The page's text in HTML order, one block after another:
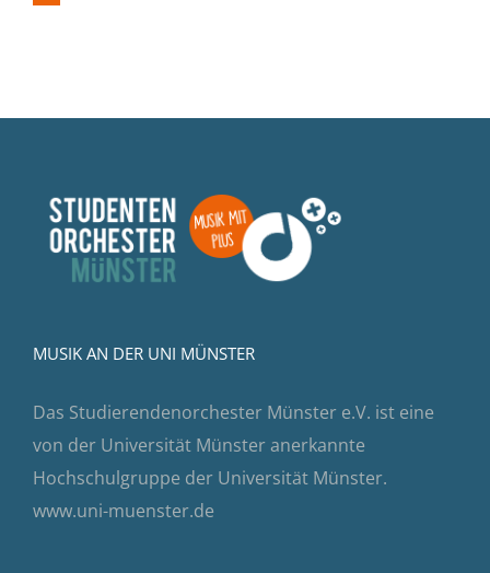
MUSIK AN DER UNI MÜNSTER
Das Studierendenorchester Münster e.V. ist eine
von der Universität Münster anerkannte
Hochschulgruppe der Universität Münster.
www.uni-muenster.de